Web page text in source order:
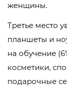
женщины.
Третье место
планшеты и
на обучение
косметики,
подарочные